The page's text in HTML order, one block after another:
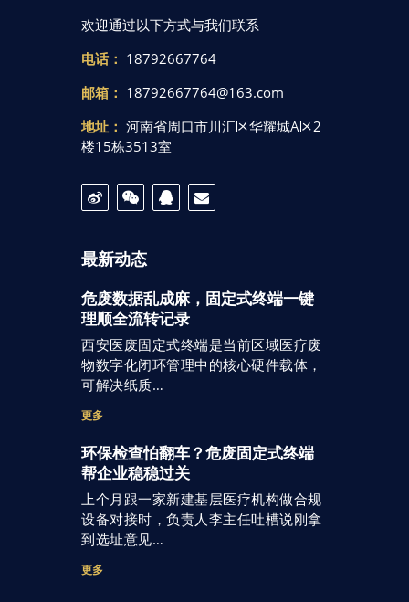
欢迎通过以下方式与我们联系
电话： 18792667764
邮箱： 18792667764@163.com
地址： 河南省周口市川汇区华耀城A区2
楼15栋3513室
最新动态
危废数据乱成麻，固定式终端一键
理顺全流转记录
西安医废固定式终端是当前区域医疗废
物数字化闭环管理中的核心硬件载体，
可解决纸质…
更多
环保检查怕翻车？危废固定式终端
帮企业稳稳过关
上个月跟一家新建基层医疗机构做合规
设备对接时，负责人李主任吐槽说刚拿
到选址意见…
更多